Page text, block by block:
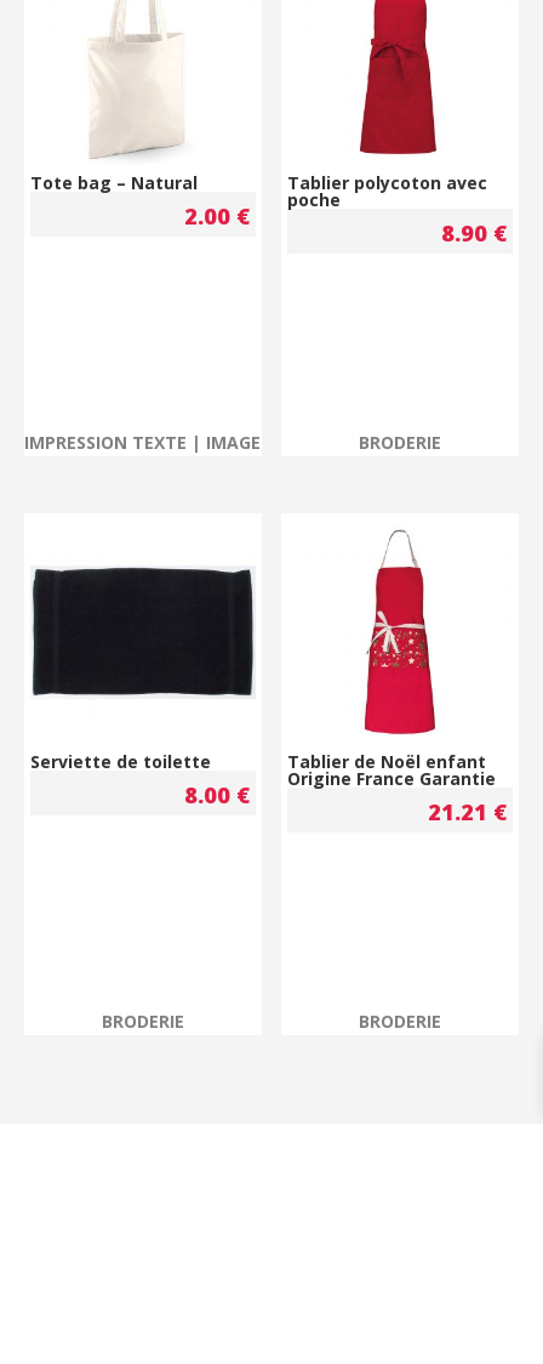
Tote bag – Natural
2.00 €
IMPRESSION TEXTE | IMAGE
Tablier polycoton avec
poche
8.90 €
BRODERIE
Serviette de toilette
8.00 €
BRODERIE
Tablier de Noël enfant
Origine France Garantie
21.21 €
BRODERIE